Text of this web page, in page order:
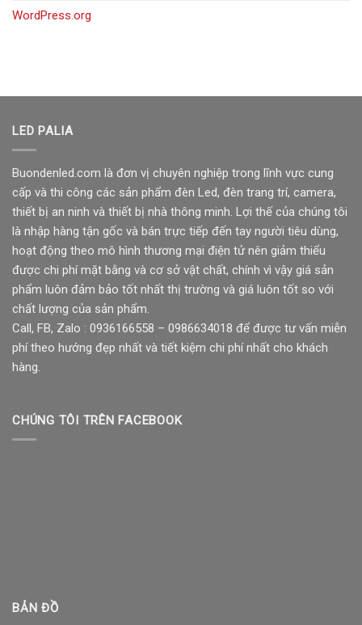
WordPress.org
LED PALIA
Buondenled.com là đơn vị chuyên nghiệp trong lĩnh vực cung
cấp và thi công các sản phẩm đèn Led, đèn trang trí, camera,
thiết bị an ninh và thiết bị nhà thông minh. Lợi thế của chúng tôi
là nhập hàng tận gốc và bán trực tiếp đến tay người tiêu dùng,
hoạt động theo mô hình thương mại điện tử nên giảm thiểu
được chi phí mặt bằng và cơ sở vật chất, chính vì vậy giá sản
phẩm luôn đảm bảo tốt nhất thị trường và giá luôn tốt so với
chất lượng của sản phẩm.
Call, FB, Zalo : 0936166558 – 0986634018 để được tư vấn miễn
phí theo hướng đẹp nhất và tiết kiệm chi phí nhất cho khách
hàng.
CHÚNG TÔI TRÊN FACEBOOK
BẢN ĐỒ